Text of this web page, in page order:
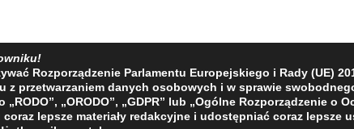
Rozporządzenie Parlamentu Europejskiego i Rady (UE)
z przetwarzaniem danych osobowych i w sprawie
„ORODO”, „GDPR” lub „Ogólne Rozporządzenie o
lepsze materiały redakcyjne i udostępniać coraz lepsze